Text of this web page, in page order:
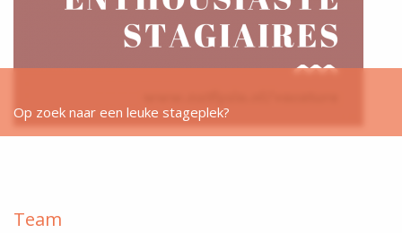
Op zoek naar een leuke stageplek?
Team